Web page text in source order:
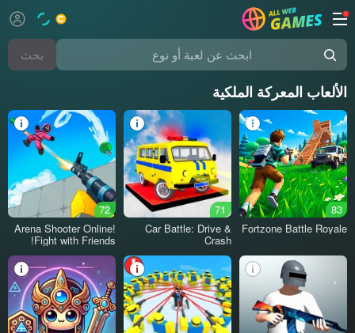
ابحث عن لعبة أو نوع بحث
الألعاب المعركة الملكية
83
Fortzone Battle Royale
71
Car Battle: Drive &
Crash
72
Arena Shooter Online!
Fight with Friends!